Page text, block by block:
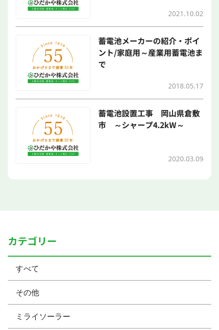
2021.10.02
蓄電池メーカーの紹介・ポイ
ント/家庭用～産業用蓄電池ま
で
2018.05.17
蓄電池設置工事 岡山県倉敷
市 ～シャープ4.2kW～
2020.03.09
カテゴリー
すべて
その他
ミライソーラー